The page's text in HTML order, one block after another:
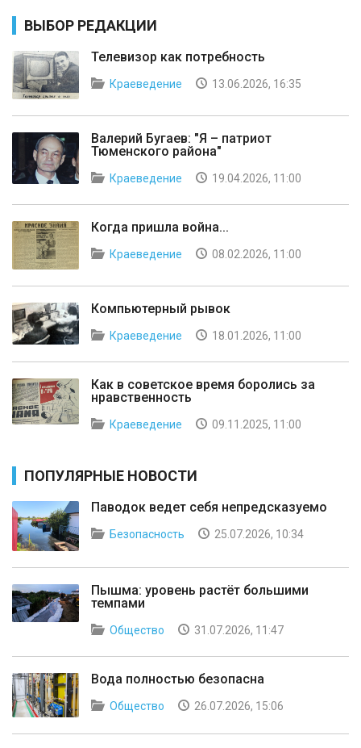
ВЫБОР РЕДАКЦИИ
Телевизор как потребность
Краеведение 13.06.2026, 16:35
Валерий Бугаев: "Я – патриот
Тюменского района"
Краеведение 19.04.2026, 11:00
Когда пришла война...
Краеведение 08.02.2026, 11:00
Компьютерный рывок
Краеведение 18.01.2026, 11:00
Как в советское время боролись за
нравственность
Краеведение 09.11.2025, 11:00
ПОПУЛЯРНЫЕ НОВОСТИ
Паводок ведет себя непредсказуемо
Безопасность 25.07.2026, 10:34
Пышма: уровень растёт большими
темпами
Общество 31.07.2026, 11:47
Вода полностью безопасна
Общество 26.07.2026, 15:06